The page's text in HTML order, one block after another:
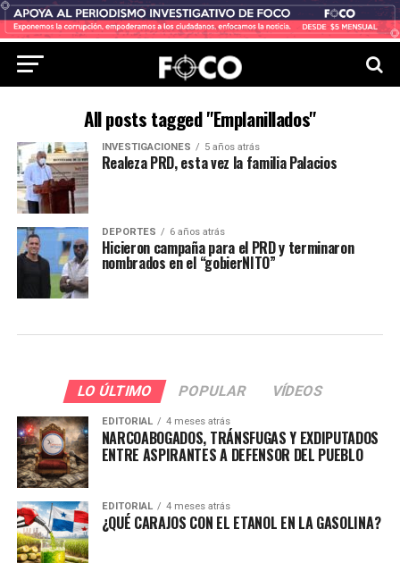
All posts tagged "Emplanillados"
INVESTIGACIONES 5 años atrás
Realeza PRD, esta vez la familia Palacios
DEPORTES 6 años atrás
Hicieron campaña para el PRD y terminaron
nombrados en el “gobierNITO”
LO ÚLTIMO POPULAR VÍDEOS
EDITORIAL 4 meses atrás
NARCOABOGADOS, TRÁNSFUGAS Y EXDIPUTADOS
ENTRE ASPIRANTES A DEFENSOR DEL PUEBLO
EDITORIAL 4 meses atrás
¿QUÉ CARAJOS CON EL ETANOL EN LA GASOLINA?